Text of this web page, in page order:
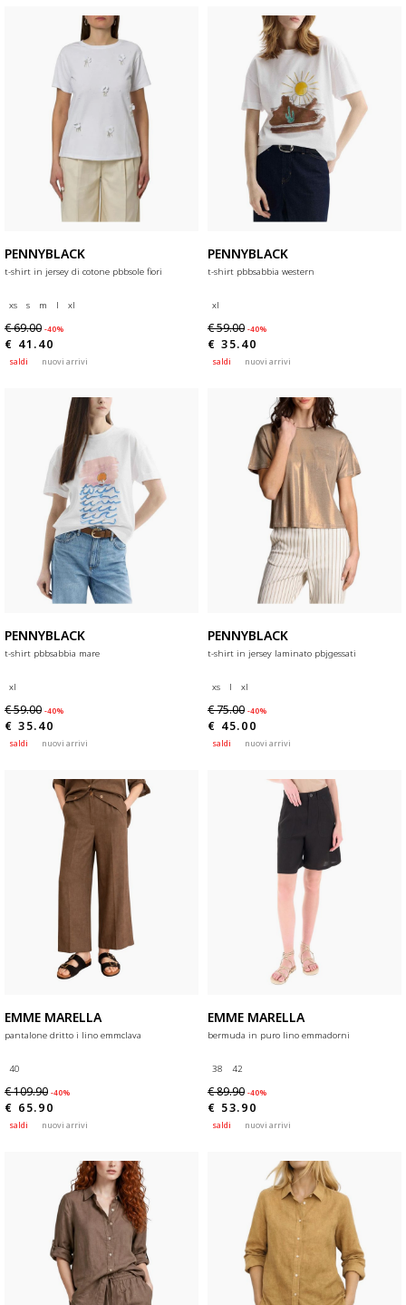
PENNYBLACK
t-shirt in jersey di cotone pbbsole fiori
xs s m l xl
€ 69.00 -40%
€ 41.40
saldi nuovi arrivi
PENNYBLACK
t-shirt pbbsabbia western
xl
€ 59.00 -40%
€ 35.40
saldi nuovi arrivi
PENNYBLACK
t-shirt pbbsabbia mare
xl
€ 59.00 -40%
€ 35.40
saldi nuovi arrivi
PENNYBLACK
t-shirt in jersey laminato pbjgessati
xs l xl
€ 75.00 -40%
€ 45.00
saldi nuovi arrivi
EMME MARELLA
pantalone dritto i lino emmclava
40
€ 109.90 -40%
€ 65.90
saldi nuovi arrivi
EMME MARELLA
bermuda in puro lino emmadorni
38 42
€ 89.90 -40%
€ 53.90
saldi nuovi arrivi